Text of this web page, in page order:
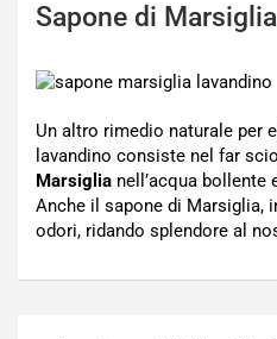
Sapone di Marsiglia
Un altro rimedio naturale per
lavandino consiste nel far
Marsiglia nell’acqua bollente
Anche il sapone di Marsiglia,
odori, ridando splendore al